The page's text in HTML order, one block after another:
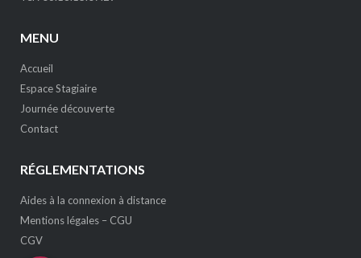
MENU
Accueil
Espace Stagiaire
Journée découverte
Contact
RÉGLEMENTATIONS
Aides à la connexion à distance
Mentions légales – CGU
CGV